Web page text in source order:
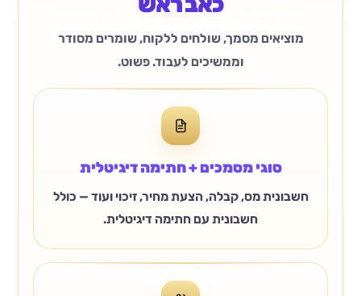
מוציאים מסמך, שולחים ללקוח, שומרים מסודר
וממשיכים לעבוד. פשוט.
סוגי מסמכים + חתימה דיגיטלית
חשבונית מס, קבלה, הצעת מחיר, זיכוי ועוד — כולל
חשבונית עם חתימה דיגיטלית.